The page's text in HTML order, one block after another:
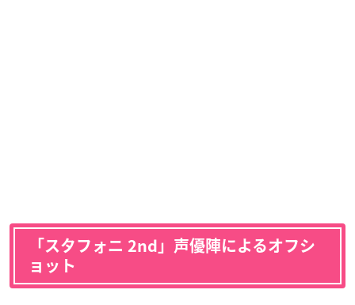
「スタフォニ 2nd」声優陣によるオフシ
ョット